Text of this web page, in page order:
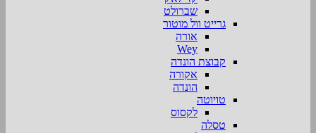
שברולט
גרייט וול מוטור
אורה
Wey
קבוצת הונדה
אקורה
הונדה
טויוטה
לקסוס
טסלה